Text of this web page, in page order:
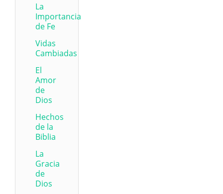
La
Importancia
de Fe
Vidas
Cambiadas
El
Amor
de
Dios
Hechos
de la
Biblia
La
Gracia
de
Dios